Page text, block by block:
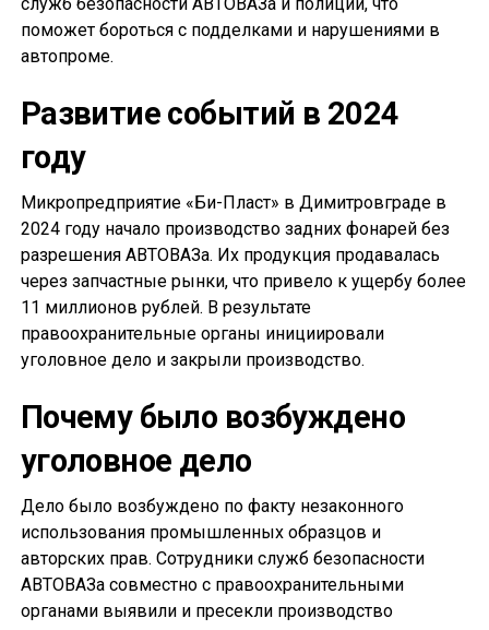
поможет бороться с подделками и нарушениями в
автопроме.
Развитие событий в 2024
году
Микропредприятие «Би-Пласт» в Димитровграде в
2024 году начало производство задних фонарей без
разрешения АВТОВАЗа. Их продукция продавалась
через запчастные рынки, что привело к ущербу более
11 миллионов рублей. В результате
правоохранительные органы инициировали
уголовное дело и закрыли производство.
Почему было возбуждено
уголовное дело
Дело было возбуждено по факту незаконного
использования промышленных образцов и
авторских прав. Сотрудники служб безопасности
АВТОВАЗа совместно с правоохранительными
органами выявили и пресекли производство